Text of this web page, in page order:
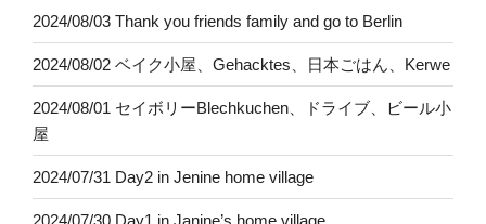
2024/08/03 Thank you friends family and go to Berlin
2024/08/02 ベイク小屋、Gehacktes、日本ごはん、Kerwe
2024/08/01 セイボリーBlechkuchen、ドライブ、ビール小
屋
2024/07/31 Day2 in Jenine home village
2024/07/30 Day1 in Janine’s home village